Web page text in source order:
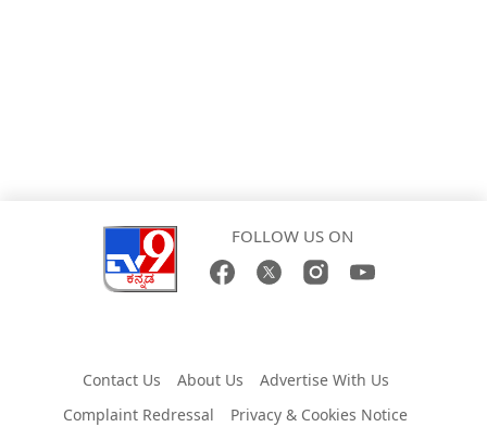
FOLLOW US ON
Contact Us About Us
Advertise With Us
Complaint Redressal
Privacy & Cookies Notice